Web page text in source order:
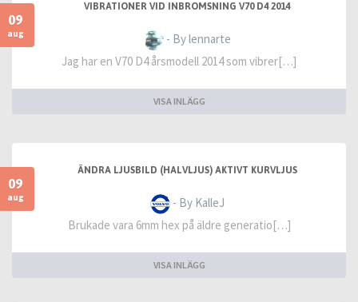
09
aug
VIBRATIONER VID INBROMSNING V70 D4 2014
- By lennarte
Jag har en V70 D4 årsmodell 2014 som vibrer[…]
VISA INLÄGG
09
aug
ÄNDRA LJUSBILD (HALVLJUS) AKTIVT KURVLJUS
- By KalleJ
Brukade vara 6mm hex på äldre generatio[…]
VISA INLÄGG